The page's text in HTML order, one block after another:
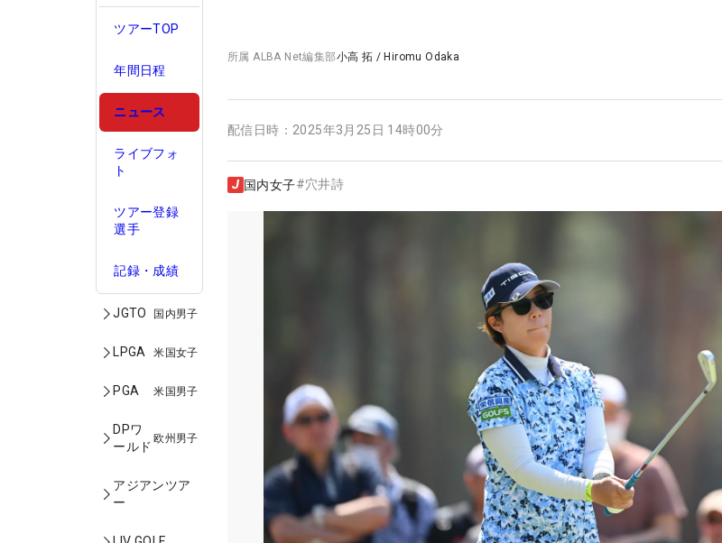
ツアーTOP
年間日程
ニュース
ライブフォ
ト
ツアー登録
選手
記録・成績
JGTO 国内男子
LPGA 米国女子
PGA 米国男子
DPワ
ールド
欧州男子
アジアンツア
ー
所属ALBA Net編集部小高 拓 / Hiromu Odaka
配信日時： 2025年3月25日 14時00分
国内女子#穴井詩